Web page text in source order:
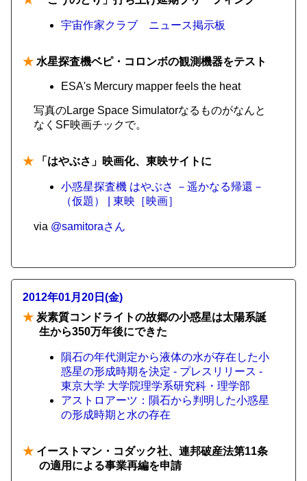
宇宙作家クラブ ニュース掲示板
★ 水星探査機ベピ・コロンボの観測機器をテスト
ESA's Mercury mapper feels the heat
写真のLarge Space Simulatorなるものがなんと
なくSF映画チックで。
★ 「はやぶさ」映画化、東映サイトに
小惑星探査機 はやぶさ －遥かなる帰還－
（仮題） | 東映［映画］
via @samitoraさん
2012年01月20日(金)
★ 炭素質コンドライトの故郷の小惑星は太陽系誕
生から350万年後にできた
隕石の年代測定から液体の水が存在した小
惑星の形成時期を決定 - プレスリリース -
東京大学 大学院理学系研究科・理学部
アストロアーツ：隕石から判明した小惑星
の形成時期と水の存在
★ イーストマン・コダック社、連邦破産法第11条
の適用による事業再編を申請